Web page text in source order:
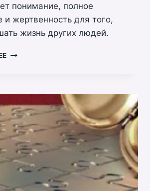
понимание, полное
и жертвенность для того,
жизнь других людей.
“ОКНА
РУФУС
АДЖИБОЙЕ